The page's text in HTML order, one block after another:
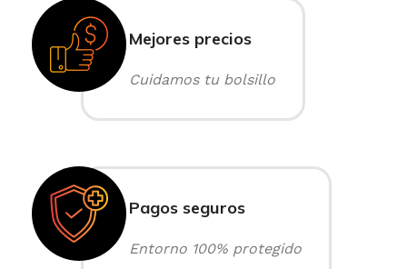
Mejores precios
Cuidamos tu bolsillo
Pagos seguros
Entorno 100% protegido